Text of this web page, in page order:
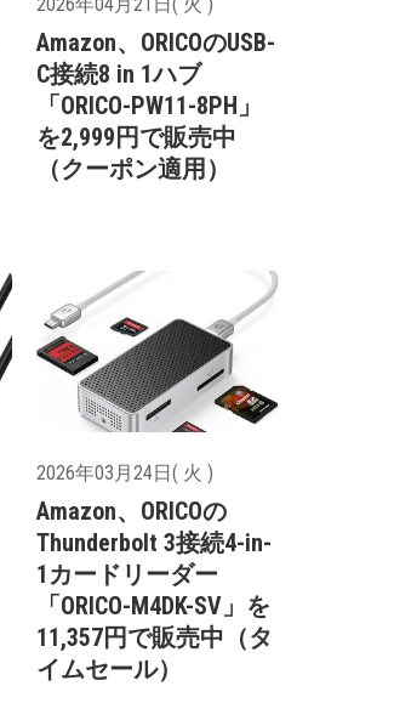
Amazon、ORICOのUSB-
C接続8 in 1ハブ
「ORICO-PW11-8PH」
を2,999円で販売中
（クーポン適用）
2026年03月24日( 火 )
Amazon、ORICOの
Thunderbolt 3接続4-in-
1カードリーダー
「ORICO-M4DK-SV」を
11,357円で販売中（タ
イムセール）